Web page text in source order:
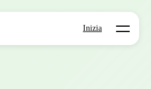
Inizia Open